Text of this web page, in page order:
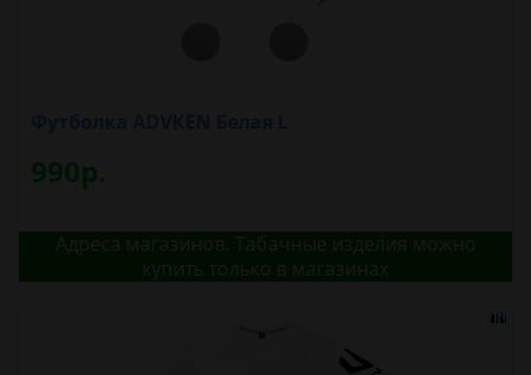
990р.
Адреса магазинов. Табачные изделия можно
купить только в магазинах